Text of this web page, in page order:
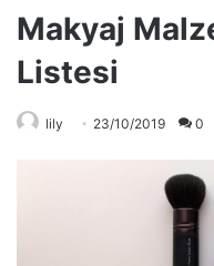
Makyaj
Listesi
lily 23/10/2019 0